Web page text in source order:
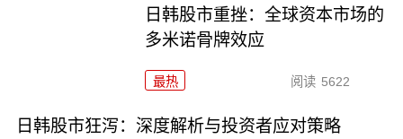
日韩股市重挫：全球资本市场的
多米诺骨牌效应
最热 阅读 5622
日韩股市狂泻：深度解析与投资者应对策略